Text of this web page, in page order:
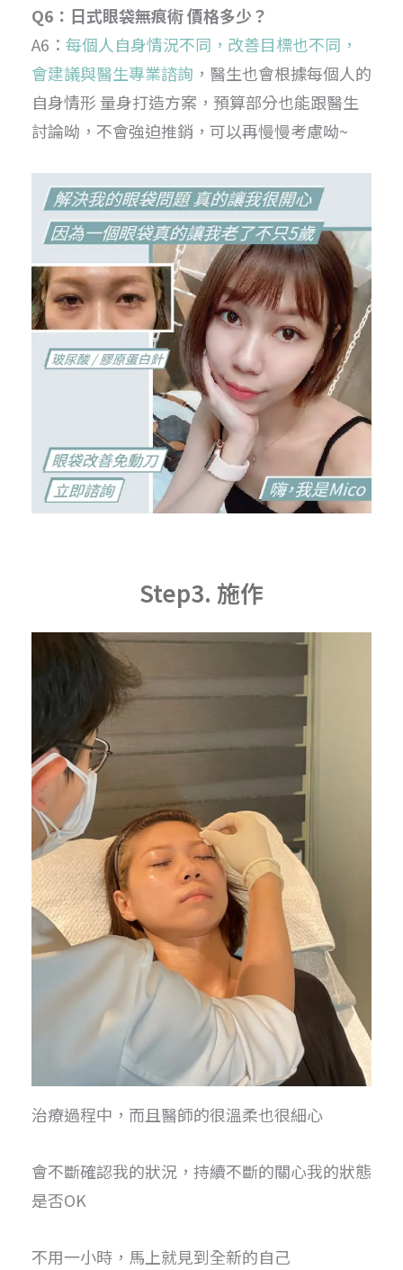
Q6：日式眼袋無痕術 價格多少？
A6： 每個人自身情況不同，改善目標也不同，
會建議與醫生專業諮詢 ，醫生也會根據每個人的
自身情形 量身打造方案，預算部分也能跟醫生
討論呦，不會強迫推銷，可以再慢慢考慮呦~
Step3. 施作
治療過程中，而且醫師的很溫柔也很細心
會不斷確認我的狀況，持續不斷的關心我的狀態
是否OK
不用一小時，馬上就見到全新的自己